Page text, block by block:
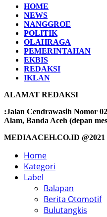
HOME
NEWS
NANGGROE
POLITIK
OLAHRAGA
PEMERINTAHAN
EKBIS
REDAKSI
IKLAN
ALAMAT REDAKSI
:Jalan Cendrawasih Nomor
Alam, Banda Aceh (depan
MEDIAACEH.CO.ID @2021
Home
Kategori
Label
Balapan
Berita Otomotif
Bulutangkis